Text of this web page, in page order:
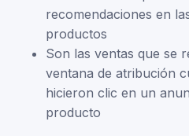
recomendaciones en
productos
Son las ventas que se
ventana de atribución
hicieron clic en un
producto